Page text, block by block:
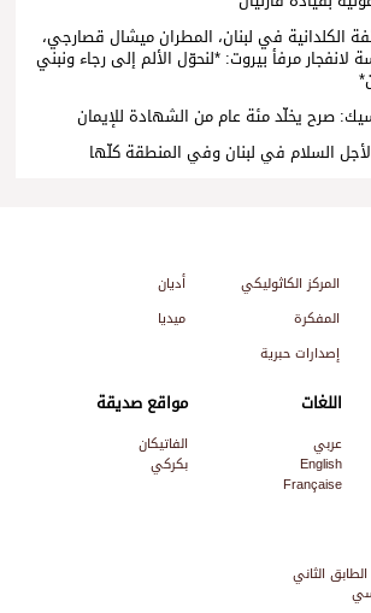
الكلدانية في لبنان، المطران ميشال قصارجي،
مرفأ بيروت: *لنحوّل الألم إلى رجاء ونبني
صرح يخلّد مئة عام من الشهادة للإيمان
السلام في لبنان وفي المنطقة كلّها
الثاني
المركز الكاثوليكي
أديان
المفكرة
ميديا
إصدارات حبرية
اللغات
عربي
English
Française
مواقع صديقة
الفاتيكان
بكركي